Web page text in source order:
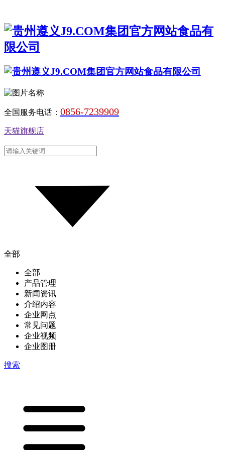
全国服务电话： 0856-7239909
天猫旗舰店
全部
全部
产品管理
新闻资讯
介绍内容
企业网点
常见问题
企业视频
企业图册
搜索